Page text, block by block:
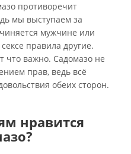
противоречит
мы выступаем за
мужчине или
правила другие.
что важно. Садомазо не
прав, ведь всё
обеих сторон.
нравится